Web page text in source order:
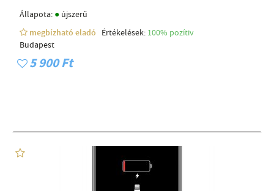
Állapota: ● újszerű
megbízható eladó
Értékelések: 100% pozítiv
Budapest
5 900 Ft